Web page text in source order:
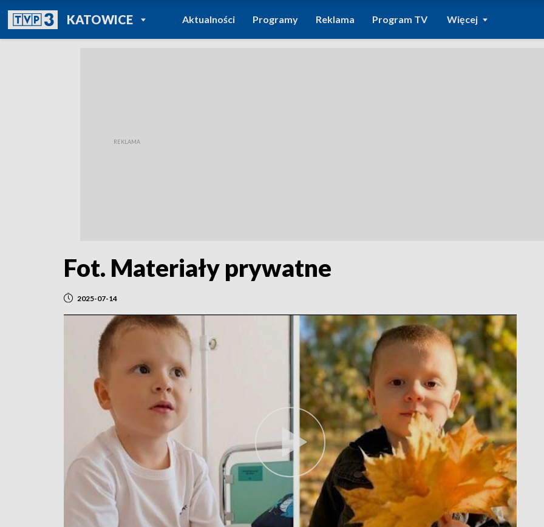
KATOWICEPOWRÓT DO
TVP REGIONY
Aktualności Programy Reklama Program TV Więcej
Fot. Materiały prywatne
2025-07-14